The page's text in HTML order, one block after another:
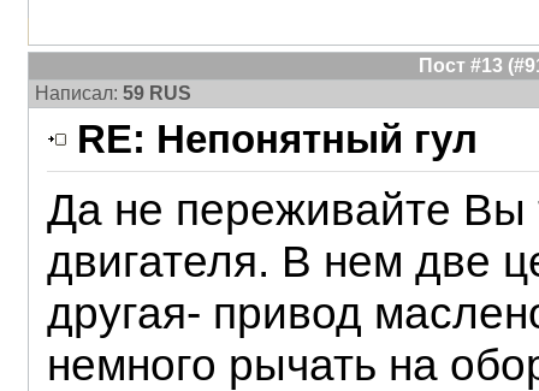
Пост #13
Написал: 59 RUS
RE: Непонятный гул
Да не переживайте Вы
двигателя. В нем две
другая- привод
немного рычать на